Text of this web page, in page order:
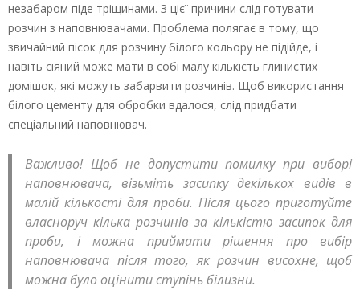
незабаром піде тріщинами. З цієї причини слід готувати
розчин з наповнювачами. Проблема полягає в тому, що
звичайний пісок для розчину білого кольору не підійде, і
навіть сіяний може мати в собі малу кількість глинистих
домішок, які можуть забарвити розчинів. Щоб використання
білого цементу для обробки вдалося, слід придбати
спеціальний наповнювач.
Важливо! Щоб не допустити помилку при виборі
наповнювача, візьміть засипку декількох видів в
малій кількості для проби. Після цього приготуйте
власноруч кілька розчинів за кількістю засипок для
проби, і можна приймати рішення про вибір
наповнювача після того, як розчин висохне, щоб
можна було оцінити ступінь білизни.